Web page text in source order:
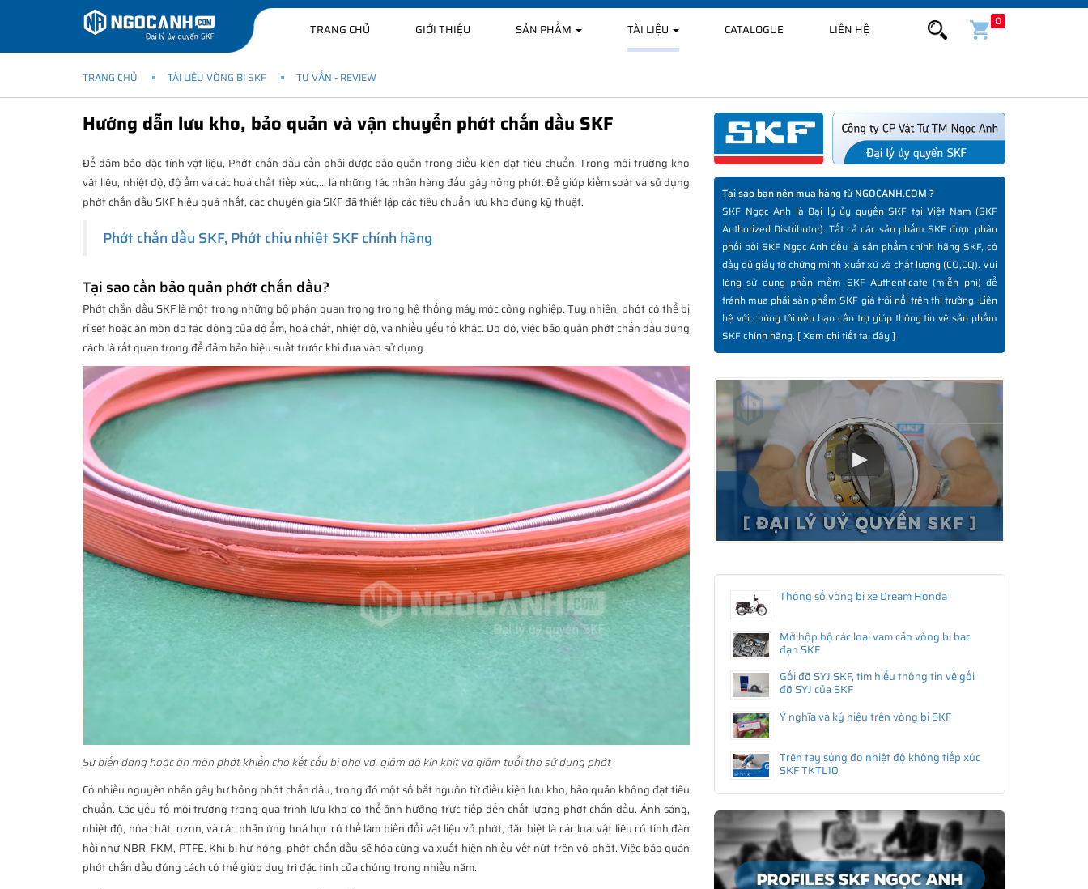
TRANG CHỦ GIỚI THIỆU SẢN PHẨM TÀI LIỆU CATALOGUE LIÊN HỆ
0
TRANG CHỦ TÀI LIỆU VÒNG BI SKF TƯ VẤN - REVIEW
Hướng dẫn lưu kho, bảo quản và vận chuyển phớt chắn dầu SKF
Để đảm bảo đặc tính vật liệu, Phớt chắn dầu cần phải được bảo quản trong điều kiện đạt tiêu chuẩn. Trong môi trường kho
vật liệu, nhiệt độ, độ ẩm và các hoá chất tiếp xúc,... là những tác nhân hàng đầu gây hỏng phớt. Để giúp kiểm soát và sử dụng
phớt chắn dầu SKF hiệu quả nhất, các chuyên gia SKF đã thiết lập các tiêu chuẩn lưu kho đúng kỹ thuật.
Phớt chắn dầu SKF, Phớt chịu nhiệt SKF chính hãng
Tại sao cần bảo quản phớt chắn dầu?
Phớt chắn dầu SKF là một trong những bộ phận quan trọng trong hệ thống máy móc công nghiệp. Tuy nhiên, phớt có thể bị
rỉ sét hoặc ăn mòn do tác động của độ ẩm, hoá chất, nhiệt độ, và nhiều yếu tố khác. Do đó, việc bảo quản phớt chắn dầu đúng
cách là rất quan trọng để đảm bảo hiệu suất trước khi đưa vào sử dụng.
Sự biến dạng hoặc ăn mòn phớt khiến cho kết cấu bị phá vỡ, giảm độ kín khít và giảm tuổi thọ sử dụng phớt
Có nhiều nguyên nhân gây hư hỏng phớt chắn dầu, trong đó một số bắt nguồn từ điều kiện lưu kho, bảo quản không đạt tiêu
chuẩn. Các yếu tố môi trường trong quá trình lưu kho có thể ảnh hưởng trực tiếp đến chất lượng phớt chắn dầu. Ánh sáng,
nhiệt độ, hóa chất, ozon, và các phản ứng hoá học có thể làm biến đổi vật liệu vỏ phớt, đặc biệt là các loại vật liệu có tính đàn
hồi như NBR, FKM, PTFE. Khi bị hư hỏng, phớt chắn dầu sẽ hóa cứng và xuất hiện nhiều vết nứt trên vỏ phớt. Việc bảo quản
phớt chắn dầu đúng cách có thể giúp duy trì đặc tính của chúng trong nhiều năm.
Tại sao bạn nên mua hàng từ NGOCANH.COM ?
SKF Ngọc Anh là Đại lý ủy quyền SKF tại Việt Nam (SKF
Authorized Distributor). Tất cả các sản phẩm SKF được phân
phối bởi SKF Ngọc Anh đều là sản phẩm chính hãng SKF, có
đầy đủ giấy tờ chứng minh xuất xứ và chất lượng (CO,CQ). Vui
lòng sử dụng phần mềm SKF Authenticate (miễn phí) để
tránh mua phải sản phẩm SKF giả trôi nổi trên thị trường. Liên
hệ với chúng tôi nếu bạn cần trợ giúp thông tin về sản phẩm
SKF chính hãng. [Xem chi tiết tại đây]
Thông số vòng bi xe Dream Honda
Mở hộp bộ các loại vam cảo vòng bi bạc
đạn SKF
Gối đỡ SYJ SKF, tìm hiểu thông tin về gối
đỡ SYJ của SKF
Ý nghĩa và ký hiệu trên vòng bi SKF
Trên tay súng đo nhiệt độ không tiếp xúc
SKF TKTL10